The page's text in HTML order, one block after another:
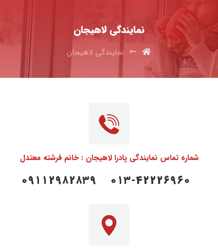
نمایندگی لاهیجان
نمایندگی لاهیجان
شماره تماس نمایندگی پادرا لاهیجان : خانم فرشته معتدل